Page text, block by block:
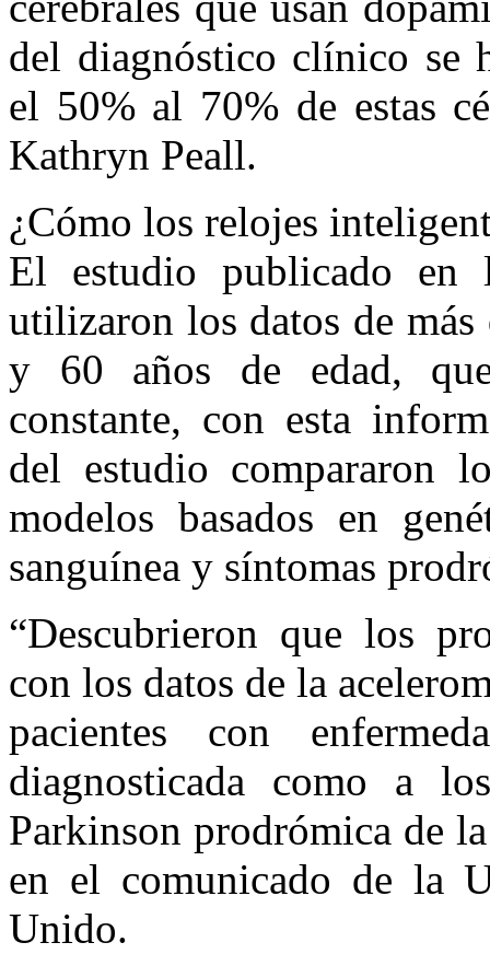
del diagnóstico clínico se
el 50% al 70% de estas
Kathryn Peall.
¿Cómo los relojes
El estudio publicado en
utilizaron los datos de
y 60 años de edad,
constante, con esta
del estudio compararon
modelos basados en
sanguínea y síntomas
“Descubrieron que los
con los datos de la
pacientes con
diagnosticada como a
Parkinson prodrómica de
en el comunicado de la
Unido.